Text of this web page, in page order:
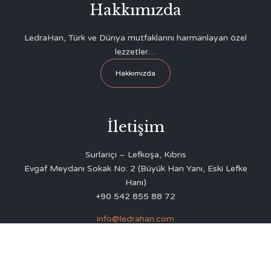
Hakkımızda
LedraHan, Türk ve Dünya mutfaklarını harmanlayan özel
lezzetler…
Hakkımızda
İletişim
Surlariçi – Lefkoşa, Kıbrıs
Evgaf Meydanı Sokak No: 2 (Büyük Han Yanı, Eski Lefke
Hanı)
+90 542 855 88 72
info@ledrahan.com